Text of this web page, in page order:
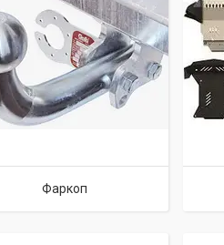
Фаркоп